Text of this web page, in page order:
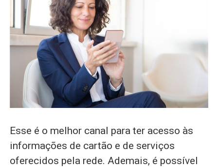
Esse é o melhor canal para ter acesso às
informações de cartão e de serviços
oferecidos pela rede. Ademais, é possível